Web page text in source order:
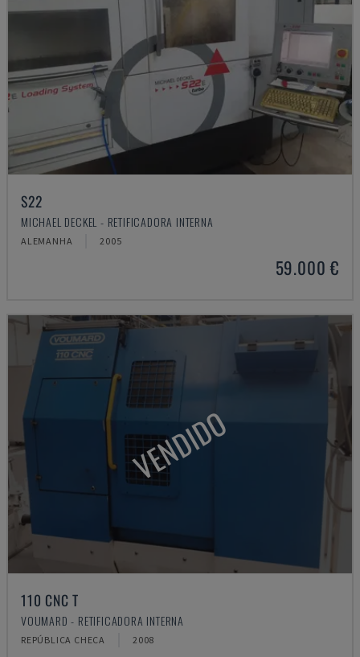
S22
MICHAEL DECKEL - RETIFICADORA INTERNA
ALEMANHA 2005
59.000 €
VENDIDO
110 CNC T
VOUMARD - RETIFICADORA INTERNA
REPÚBLICA CHECA 2008